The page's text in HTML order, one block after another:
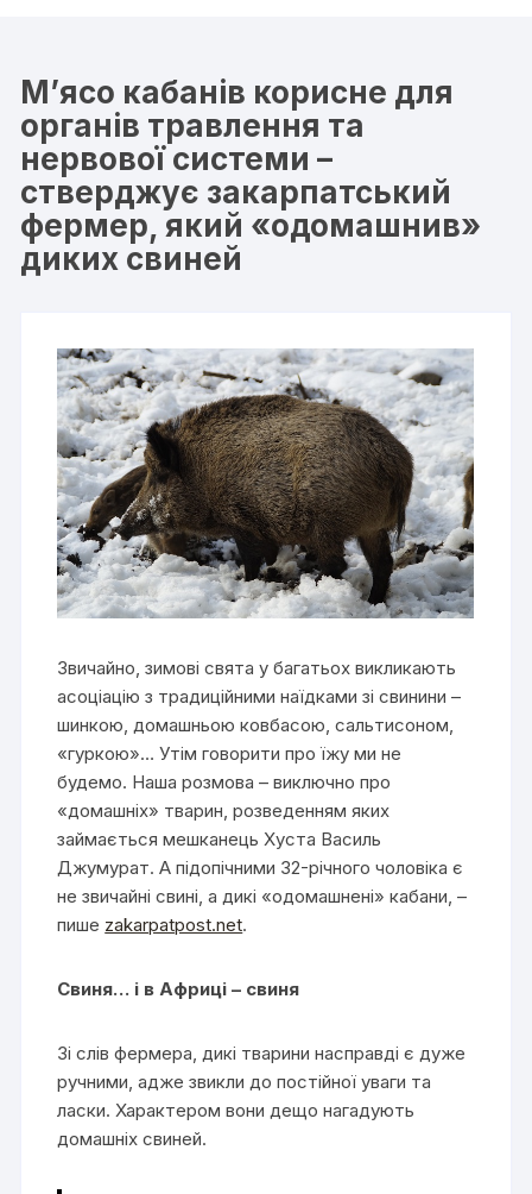
М’ясо кабанів корисне для
органів травлення та
нервової системи –
стверджує закарпатський
фермер, який «одомашнив»
диких свиней
Звичайно, зимові свята у багатьох викликають
асоціацію з традиційними наїдками зі свинини –
шинкою, домашньою ковбасою, сальтисоном,
«гуркою»… Утім говорити про їжу ми не
будемо. Наша розмова – виключно про
«домашніх» тварин, розведенням яких
займається мешканець Хуста Василь
Джумурат. А підопічними 32-річного чоловіка є
не звичайні свині, а дикі «одомашнені» кабани, –
пише zakarpatpost.net.
Свиня… і в Африці – свиня
Зі слів фермера, дикі тварини насправді є дуже
ручними, адже звикли до постійної уваги та
ласки. Характером вони дещо нагадують
домашніх свиней.